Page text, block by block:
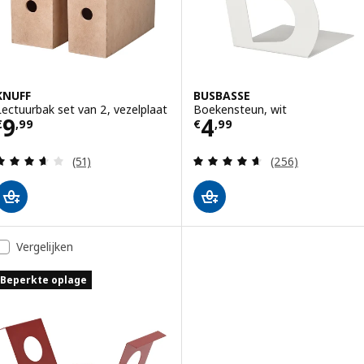
set van 2, vezelplaat
9,99 € 9,99
Beoordeling: 3.6 van 5 sterren. Totaal
(51)
BUSBASSE
Boekensteun, wit
€4,99
Prijs € 4,99
Beoordeling:
(256)
Vergelijken
Beperkte oplage